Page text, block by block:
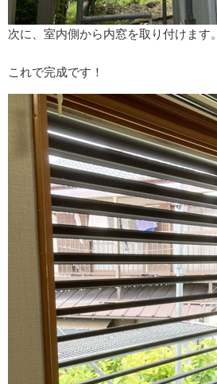
次に、室内側から内窓を取り付けます。
これで完成です！